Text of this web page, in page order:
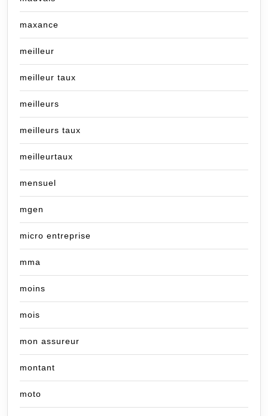
maxance
meilleur
meilleur taux
meilleurs
meilleurs taux
meilleurtaux
mensuel
mgen
micro entreprise
mma
moins
mois
mon assureur
montant
moto